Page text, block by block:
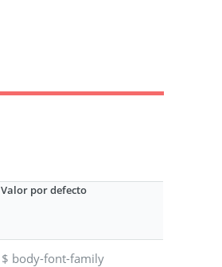
Valor por defecto
$ body-font-family